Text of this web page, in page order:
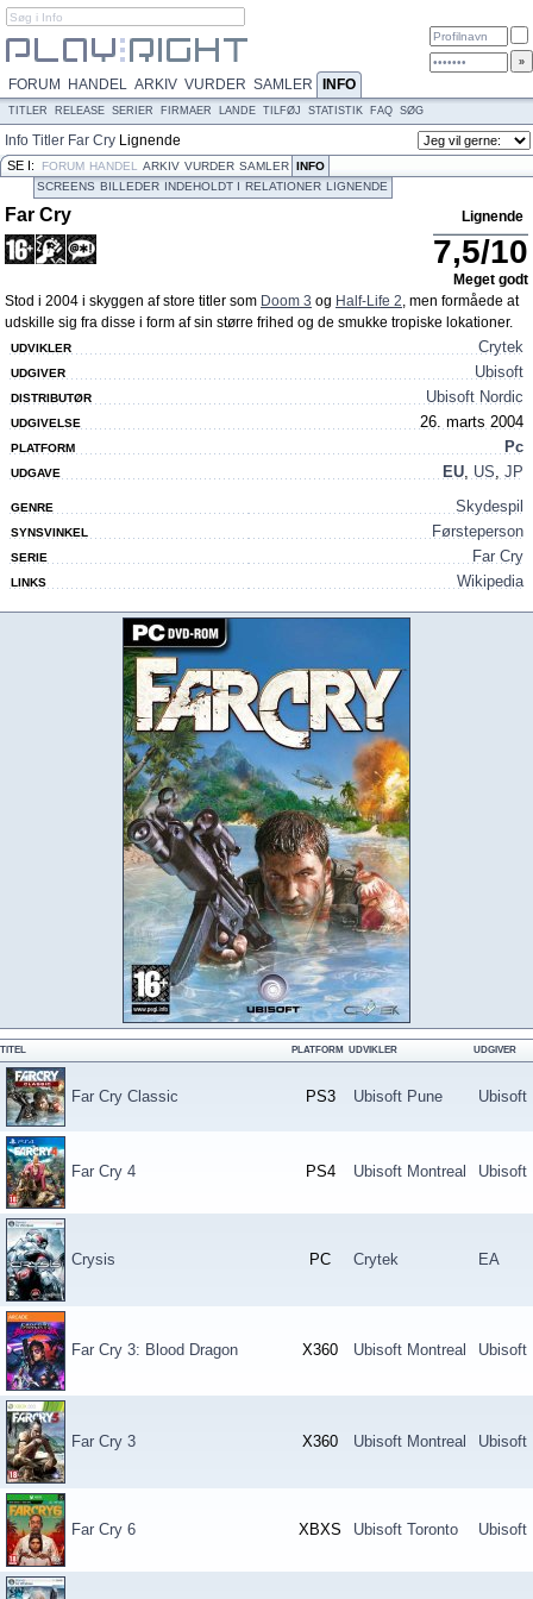
FORUM HANDEL ARKIV VURDER SAMLER INFO
TITLER RELEASE SERIER FIRMAER LANDE TILFØJ STATISTIK FAQ SØG
Info Titler Far Cry Lignende
SE I: FORUM HANDEL ARKIV VURDER SAMLER INFO
SCREENS BILLEDER INDEHOLDT I RELATIONER LIGNENDE
Far Cry Lignende
7,5/10
Meget godt
Stod i 2004 i skyggen af store titler som Doom 3 og Half-Life 2, men formåede at
udskille sig fra disse i form af sin større frihed og de smukke tropiske lokationer.
UDVIKLER Crytek
UDGIVER Ubisoft
DISTRIBUTØR Ubisoft Nordic
UDGIVELSE 26. marts 2004
PLATFORM Pc
UDGAVE EU, US, JP
GENRE Skydespil
SYNSVINKEL Førsteperson
SERIE Far Cry
LINKS Wikipedia
TITEL PLATFORM UDVIKLER UDGIVER
Far Cry Classic PS3 Ubisoft Pune Ubisoft
Far Cry 4 PS4 Ubisoft Montreal Ubisoft
Crysis PC Crytek EA
Far Cry 3: Blood Dragon X360 Ubisoft Montreal Ubisoft
Far Cry 3 X360 Ubisoft Montreal Ubisoft
Far Cry 6 XBXS Ubisoft Toronto Ubisoft